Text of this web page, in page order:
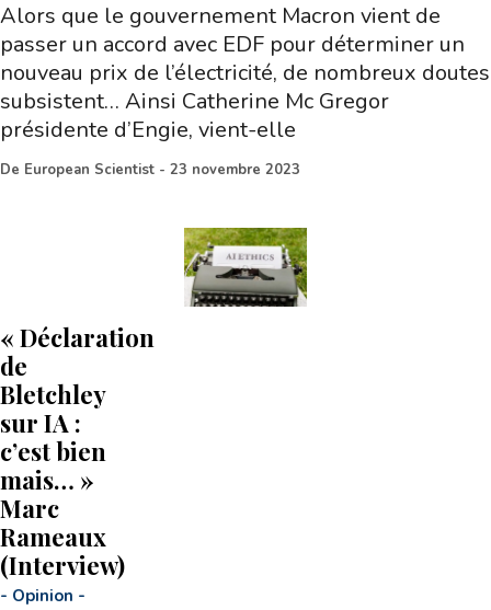
Alors que le gouvernement Macron vient de
passer un accord avec EDF pour déterminer un
nouveau prix de l’électricité, de nombreux doutes
subsistent… Ainsi Catherine Mc Gregor
présidente d’Engie, vient-elle
De European Scientist - 23 novembre 2023
« Déclaration
de
Bletchley
sur IA :
c’est bien
mais… »
Marc
Rameaux
(Interview)
- Opinion -